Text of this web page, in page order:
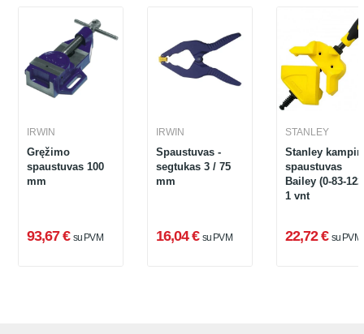
IRWIN
Gręžimo
spaustuvas 100
mm
93,67 € su PVM
IRWIN
Spaustuvas -
segtukas 3 / 75
mm
16,04 € su PVM
STANLEY
Stanley
spaustuvas
Bailey (0-83-
1 vnt
22,72 € su PVM